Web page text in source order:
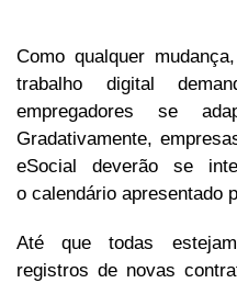
Como qualquer
trabalho digital
empregadores se
Gradativamente,
eSocial deverão se
o calendário apresentado
Até que todas
registros de novas